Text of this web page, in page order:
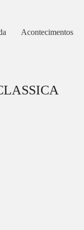
Acontecimentos